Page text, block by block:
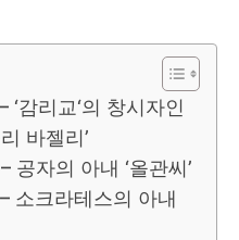
감리교‘의 창시자인
바젤리’
자의 아내 ‘올관씨’
소크라테스의 아내